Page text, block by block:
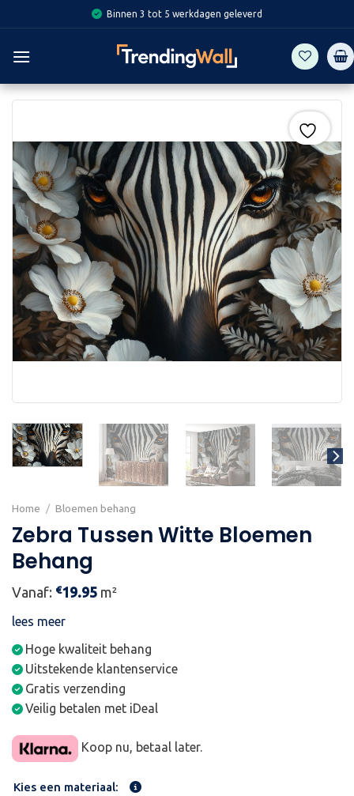
to
content
Binnen 3 tot 5 werkdagen geleverd
Home / Bloemen behang
Zebra Tussen Witte Bloemen
Behang
Vanaf: €19.95 m²
lees meer
Hoge kwaliteit behang
Uitstekende klantenservice
Gratis verzending
Veilig betalen met iDeal
Koop nu, betaal later.
Kies een materiaal: